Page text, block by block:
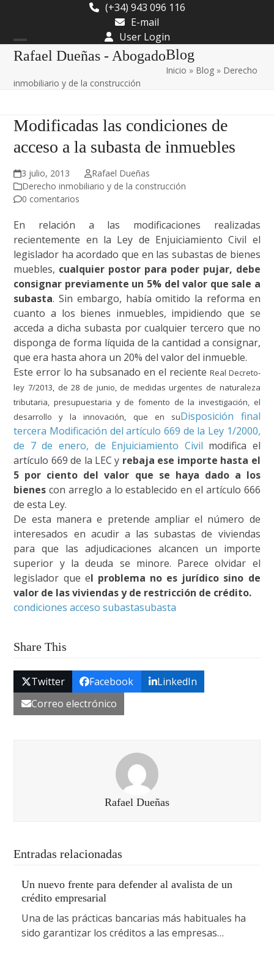
content
(+34) 943 096 116
E-mail
User Login
Rafael Dueñas - Abogado
Open
Close
Blog
Inicio » Blog » Derecho
inmobiliario y de la construcción
Modificadas las condiciones de
acceso a la subasta de inmuebles
3 julio, 2013
Rafael Dueñas
Derecho inmobiliario y de la construcción
0 comentarios
En relación a las modificaciones realizadas
recientemente en la Ley de Enjuiciamiento Civil el
legislador ha acordado que en las subastas de bienes
muebles, cualquier postor para poder pujar, debe
consignar previamente un 5% del valor que sale a
subasta. Sin embargo, había omitido la reforma en
cuanto a los bienes inmuebles, impidiendo que se
acceda a dicha subasta por cualquier tercero que no
disponga de forma líquida de la cantidad a consignar,
que era hasta ahora un 20% del valor del inmueble.
Este error lo ha subsanado en el reciente Real Decreto-
ley 7/2013, de 28 de junio, de medidas urgentes de naturaleza
tributaria, presupuestaria y de fomento de la investigación, el
desarrollo y la innovación, que en suDisposición final
tercera Modificación del artículo 669 de la Ley 1/2000,
de 7 de enero, de Enjuiciamiento Civil modifica el
artículo 669 de la LEC y rebaja ese importe hasta el
5 por ciento del valor que se haya dado a los
bienes con arreglo a lo establecido en el artículo 666
de esta Ley.
De esta manera e pretende ampliar el número de
interesados en acudir a las subastas de viviendas
para que las adjudicaciones alcancen un importe
superior y la deuda se minore. Parece olvidar el
legislador que el problema no es jurídico sino de
valor de las viviendas y de restricción de crédito.
condiciones acceso subastasubasta
Share This
Twitter Facebook
LinkedIn
Correo electrónico
Rafael Dueñas
Entradas relacionadas
Un nuevo frente para defender al avalista de un
crédito empresarial
Una de las prácticas bancarias más habituales ha
sido garantizar los créditos a las empresas…